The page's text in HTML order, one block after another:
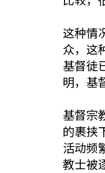
这种情
众，这
基督徒
明，基
基督宗
的裹挟
活动频
教士被